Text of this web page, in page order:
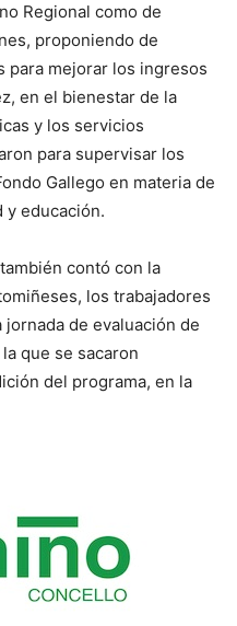
Regional como de
proponiendo de
para mejorar los ingresos
en el bienestar de la
y los servicios
para supervisar los
Gallego en materia de
y educación.
contó con la
los trabajadores
de evaluación de
que se sacaron
del programa, en la